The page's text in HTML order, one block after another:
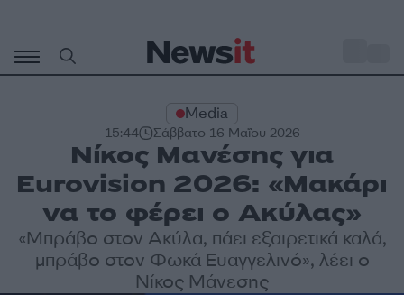
περιεχόμενο
Media
15:44 Σάββατο 16 Μαΐου 2026
Νίκος Μανέσης για
Eurovision 2026: «Μακάρι
να το φέρει ο Ακύλας»
«Μπράβο στον Ακύλα, πάει εξαιρετικά καλά,
μπράβο στον Φωκά Ευαγγελινό», λέει ο
Νίκος Μάνεσης